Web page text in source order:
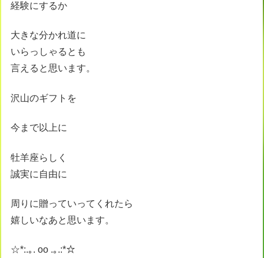
経験にするか
大きな分かれ道に
いらっしゃるとも
言えると思います。
沢山のギフトを
今まで以上に
牡羊座らしく
誠実に自由に
周りに贈っていってくれたら
嬉しいなあと思います。
☆*:.｡. oo .｡.:*☆